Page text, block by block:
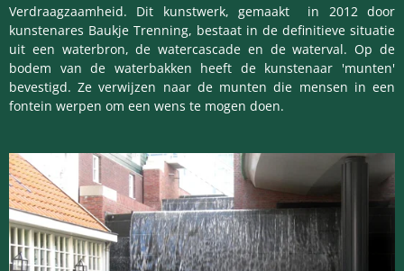
Verdraagzaamheid. Dit kunstwerk, gemaakt in 2012 door
kunstenares Baukje Trenning, bestaat in de definitieve situatie
uit een waterbron, de watercascade en de waterval. Op de
bodem van de waterbakken heeft de kunstenaar 'munten'
bevestigd. Ze verwijzen naar de munten die mensen in een
fontein werpen om een wens te mogen doen.